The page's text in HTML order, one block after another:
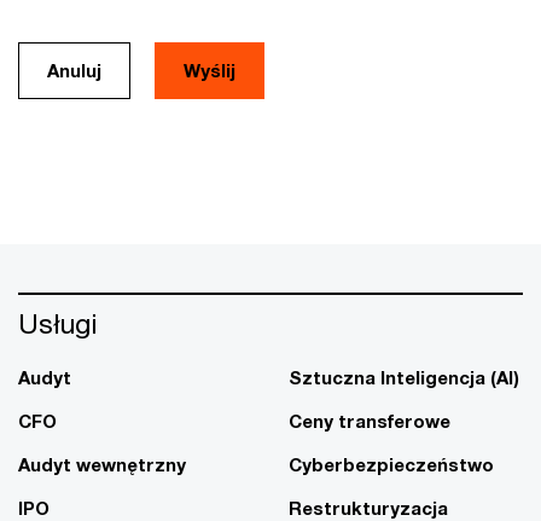
Anuluj
Usługi
Audyt
CFO
Audyt wewnętrzny
IPO
Sztuczna Inteligencja (AI)
Ceny transferowe
Cyberbezpieczeństwo
Restrukturyzacja